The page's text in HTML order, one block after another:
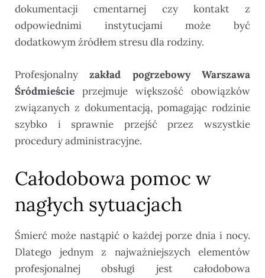
dokumentacji cmentarnej czy kontakt z
odpowiednimi instytucjami może być
dodatkowym źródłem stresu dla rodziny.
Profesjonalnyzakład pogrzebowy Warszawa
Śródmieście przejmuje większość obowiązków
związanych z dokumentacją, pomagając rodzinie
szybko i sprawnie przejść przez wszystkie
procedury administracyjne.
Całodobowa pomoc w
nagłych sytuacjach
Śmierć może nastąpić o każdej porze dnia i nocy.
Dlatego jednym z najważniejszych elementów
profesjonalnej obsługi jest całodobowa